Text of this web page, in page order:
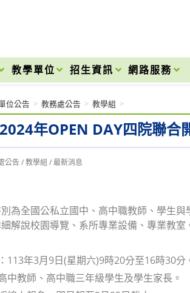
教學單位 招生資訊 網路服務
年OPEN DAY四院聯合
位公告 > 教務處公告 > 教學組 >
公告 / 教學組 / 最新消息
為全國公私立國中、高中職教師、學生
解說校園導覽、系所專業設備、專業教室
113年3月9日(星期六)9時20分至16時30分
中教師、高中職三年級學生及學生家長。